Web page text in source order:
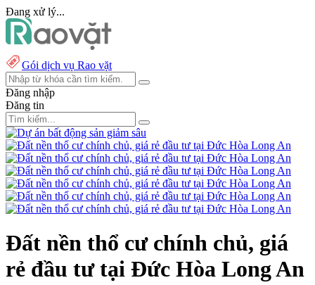
Đang xử lý...
Gói dịch vụ Rao vặt
Đăng nhập
Đăng tin
Đất nền thổ cư chính chủ, giá
rẻ đầu tư tại Đức Hòa Long An